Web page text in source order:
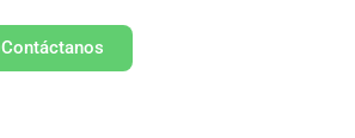
Contáctanos